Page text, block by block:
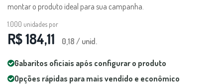
montar o produto ideal para sua campanha.
1.000 unidades por
R$ 184,11 0,18 / unid.
Gabaritos oficiais após configurar o produto
Opções rápidas para mais vendido e econômico